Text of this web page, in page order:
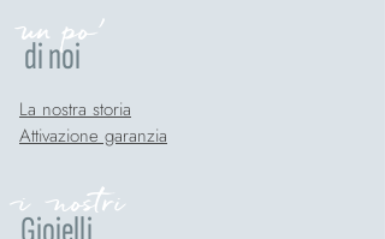
di noi
un po'
La nostra storia
Attivazione garanzia
i nostri